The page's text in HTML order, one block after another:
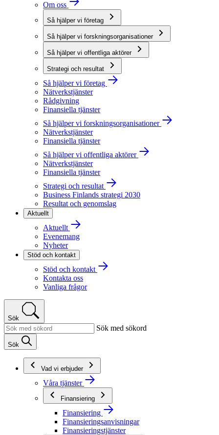
Om oss
Så hjälper vi företag
Så hjälper vi forskningsorganisationer
Så hjälper vi offentliga aktörer
Strategi och resultat
Så hjälper vi företag
Nätverkstjänster
Rådgivning
Finansiella tjänster
Så hjälper vi forskningsorganisationer
Nätverkstjänster
Finansiella tjänster
Så hjälper vi offentliga aktörer
Nätverkstjänster
Finansiella tjänster
Strategi och resultat
Business Finlands strategi 2030
Resultat och genomslag
Aktuellt
Aktuellt
Evenemang
Nyheter
Stöd och kontakt
Stöd och kontakt
Kontakta oss
Vanliga frågor
Sök
Sök med sökord
Sök
Vad vi erbjuder
Våra tjänster
Finansiering
Finansiering
Finansieringsanvisningar
Finansieringstjänster